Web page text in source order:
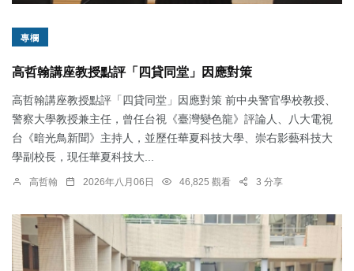
專欄
高哲翰講座教授點評「四貸同堂」因應對策
高哲翰講座教授點評「四貸同堂」因應對策 前中央警官學校教授、
警察大學教授兼主任，曾任台視《臺灣變色龍》評論人、八大電視
台《暗光鳥新聞》主持人，並歷任華夏科技大學、崇右影藝科技大
學副校長，現任華夏科技大...
高哲翰 2026年八月06日 46,825 觀看 3 分享